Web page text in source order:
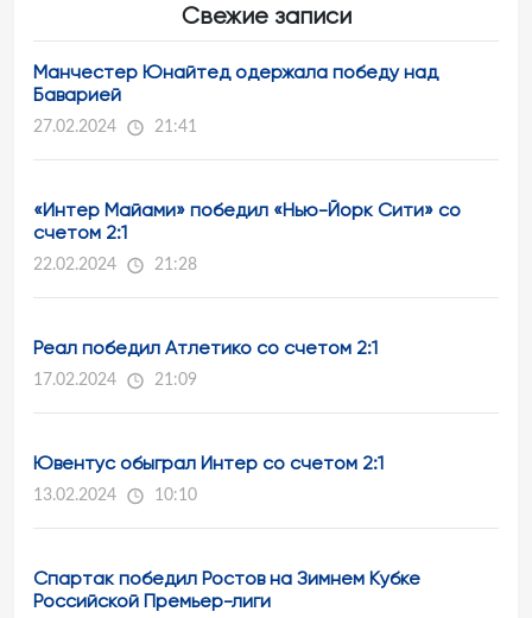
Свежие записи
Манчестер Юнайтед одержала победу над
Баварией
27.02.2024 21:41
«Интер Майами» победил «Нью-Йорк Сити» со
счетом 2:1
22.02.2024 21:28
Реал победил Атлетико со счетом 2:1
17.02.2024 21:09
Ювентус обыграл Интер со счетом 2:1
13.02.2024 10:10
Спартак победил Ростов на Зимнем Кубке
Российской Премьер-лиги